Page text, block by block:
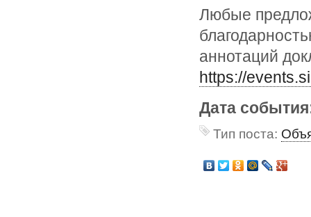
Любые
аннотаций
https://
Дата
Тип поста: